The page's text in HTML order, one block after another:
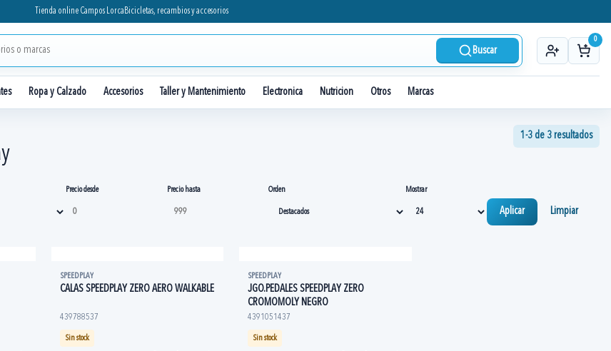
Tienda online Campos Lorca Bicicletas, recambios y accesorios
Buscar
0
Ropa y Calzado Accesorios Taller y Mantenimiento Electronica Nutricion Otros Marcas
1-3 de 3 resultados
Precio desde Precio hasta Orden Mostrar
Aplicar Limpiar
SPEEDPLAY
CALAS SPEEDPLAY ZERO AERO WALKABLE
439788537
Sin stock
SPEEDPLAY
JGO.PEDALES SPEEDPLAY ZERO
CROMOMOLY NEGRO
4391051437
Sin stock